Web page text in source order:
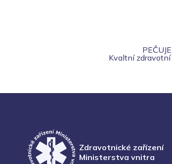
Kvaltní
Zdravotnické zařízení
Ministerstva vnitra